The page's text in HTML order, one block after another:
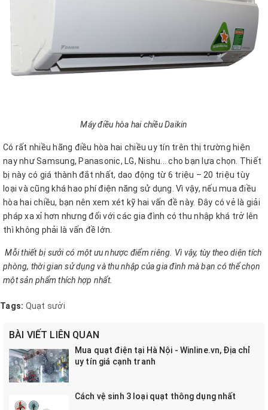
Máy điều hòa hai chiều Daikin
Có rất nhiều hãng điều hòa hai chiều uy tín trên thị trường hiện
nay như Samsung, Panasonic, LG, Nishu... cho bạn lựa chọn. Thiết
bị này có giá thành đắt nhất, dao động từ 6 triệu – 20 triệu tùy
loại và cũng khá hao phí điện năng sử dụng. Vì vậy, nếu mua điều
hòa hai chiều, bạn nên xem xét kỹ hai vấn đề này. Đây có vẻ là giải
pháp xa xỉ hơn nhưng đối với các gia đình có thu nhập khá trở lên
thì không phải là vấn đề lớn.
Mỗi thiết bị sưởi có một ưu nhược điểm riêng. Vì vậy, tùy theo diện tích
phòng, thời gian sử dụng và thu nhập của gia đình mà bạn có thể chọn
một sản phẩm thích hợp nhất.
Tags: Quạt sưởi
BÀI VIẾT LIÊN QUAN
Mua quạt điện tại Hà Nội - Winline.vn, Địa chỉ
uy tín giá cạnh tranh
Cách vệ sinh 3 loại quạt thông dụng nhất